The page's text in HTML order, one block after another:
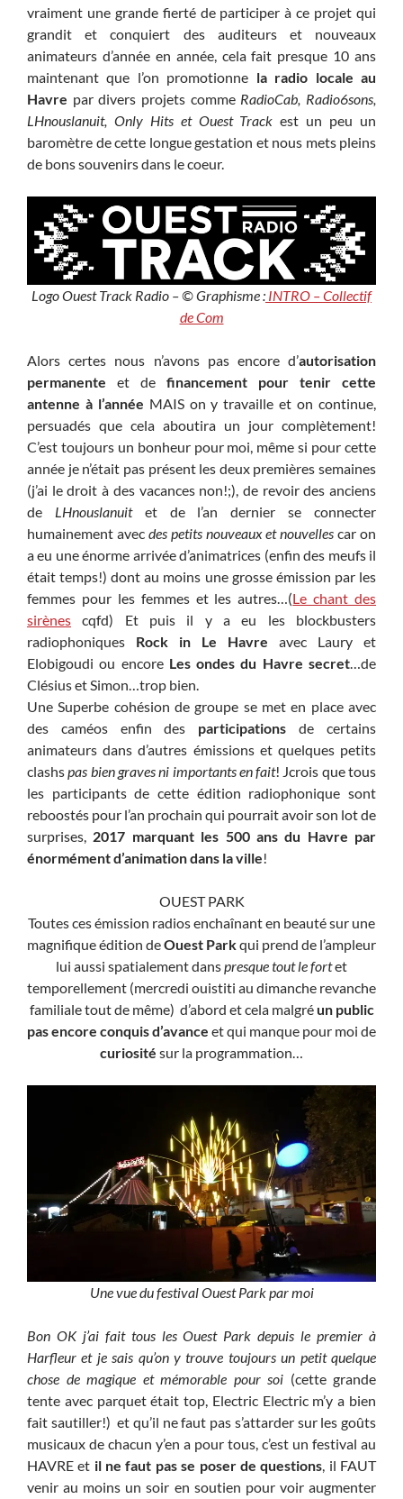
vraiment une grande fierté de participer à ce projet qui
grandit et conquiert des auditeurs et nouveaux
animateurs d’année en année, cela fait presque 10 ans
maintenant que l’on promotionne la radio locale au
Havre par divers projets comme RadioCab, Radio6sons,
LHnouslanuit, Only Hits et Ouest Track est un peu un
baromètre de cette longue gestation et nous mets pleins
de bons souvenirs dans le coeur.
Logo Ouest Track Radio – © Graphisme : INTRO – Collectif
de Com
Alors certes nous n’avons pas encore d’autorisation
permanente et de financement pour tenir cette
antenne à l’année MAIS on y travaille et on continue,
persuadés que cela aboutira un jour complètement!
C’est toujours un bonheur pour moi, même si pour cette
année je n’était pas présent les deux premières semaines
(j’ai le droit à des vacances non!;), de revoir des anciens
de LHnouslanuitet de l’an dernier se connecter
humainement avec des petits nouveaux et nouvelles car on
a eu une énorme arrivée d’animatrices (enfin des meufs il
était temps!) dont au moins une grosse émission par les
femmes pour les femmes et les autres…(Le chant des
sirènes cqfd) Et puis il y a eu les blockbusters
radiophoniques Rock in Le Havre avec Laury et
Elobigoudi ou encore Les ondes du Havre secret…de
Clésius et Simon…trop bien.
Une Superbe cohésion de groupe se met en place avec
des caméos enfin des participations de certains
animateurs dans d’autres émissions et quelques petits
clashspas bien graves ni importants en fait! Jcrois que tous
les participants de cette édition radiophonique sont
reboostés pour l’an prochain qui pourrait avoir son lot de
surprises, 2017 marquant les 500 ans du Havre par
énormément d’animation dans la ville!
OUEST PARK
Toutes ces émission radios enchaînant en beauté sur une
magnifique édition deOuest Parkqui prend de l’ampleur
lui aussi spatialement danspresque tout le fortet
temporellement (mercredi ouistiti au dimanche revanche
familiale tout de même) d’abord et cela malgréun public
pas encore conquis d’avance et qui manque pour moi de
curiosité sur la programmation…
Une vue du festival Ouest Park par moi
Bon OK j’ai fait tous les Ouest Park depuis le premier à
Harfleur et je sais qu’on y trouve toujours un petit quelque
chose de magique et mémorable pour soi (cette grande
tente avec parquet était top, Electric Electric m’y a bien
fait sautiller!) et qu’il ne faut pas s’attarder sur les goûts
musicaux de chacun y’en a pour tous, c’est un festival au
HAVRE et il ne faut pas se poser de questions, il FAUT
venir au moins un soir en soutien pour voir augmenter